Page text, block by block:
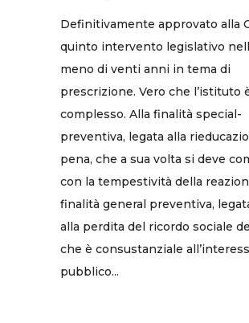
Definitivamente approvato alla
quinto intervento legislativo
meno di venti anni in tema di
prescrizione. Vero che l’istituto
complesso. Alla finalità special-
preventiva, legata alla
pena, che a sua volta si deve
con la tempestività della
finalità general preventiva,
alla perdita del ricordo sociale
che è consustanziale
pubblico...